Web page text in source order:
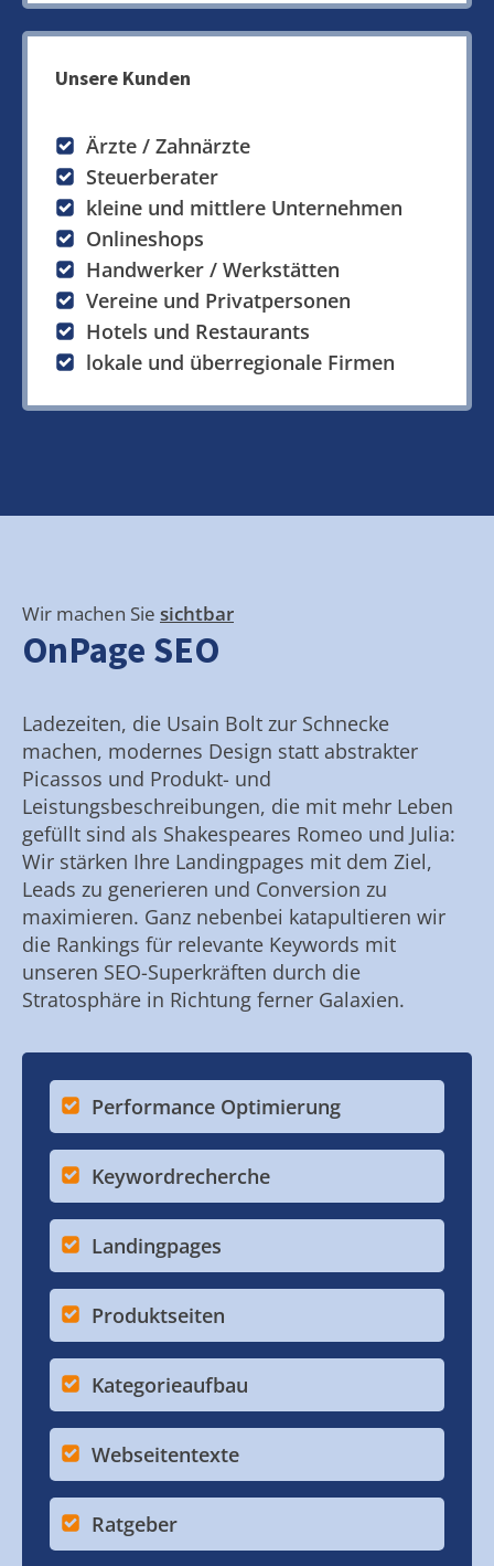
Unsere Kunden
Ärzte / Zahnärzte
Steuerberater
kleine und mittlere Unternehmen
Onlineshops
Handwerker / Werkstätten
Vereine und Privatpersonen
Hotels und Restaurants
lokale und überregionale Firmen
Wir machen Sie sichtbar
OnPage SEO
Ladezeiten, die Usain Bolt zur Schnecke
machen, modernes Design statt abstrakter
Picassos und Produkt- und
Leistungsbeschreibungen, die mit mehr Leben
gefüllt sind als Shakespeares Romeo und Julia:
Wir stärken Ihre Landingpages mit dem Ziel,
Leads zu generieren und Conversion zu
maximieren. Ganz nebenbei katapultieren wir
die Rankings für relevante Keywords mit
unseren SEO-Superkräften durch die
Stratosphäre in Richtung ferner Galaxien.
Performance Optimierung
Keywordrecherche
Landingpages
Produktseiten
Kategorieaufbau
Webseitentexte
Ratgeber